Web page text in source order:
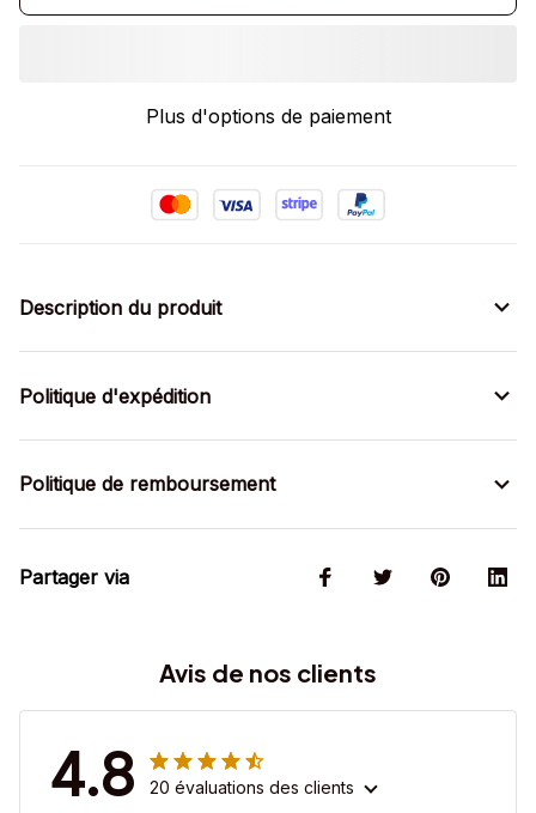
Plus d'options de paiement
Description du produit
Politique d'expédition
Politique de remboursement
Partager via
Avis de nos clients
4.8 20 évaluations des clients